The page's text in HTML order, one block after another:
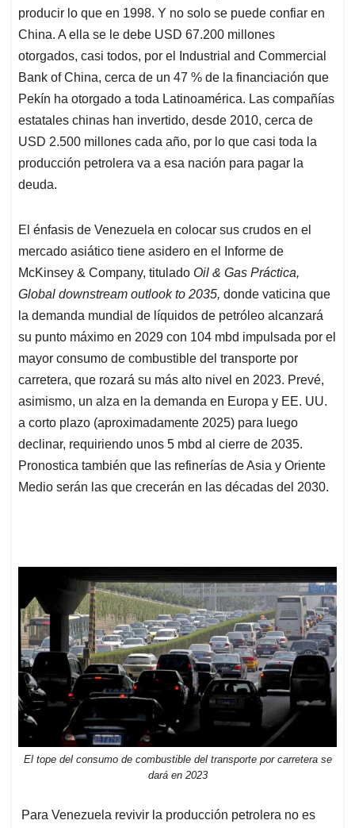
producir lo que en 1998. Y no solo se puede confiar en
China. A ella se le debe USD 67.200 millones
otorgados, casi todos, por el Industrial and Commercial
Bank of China, cerca de un 47 % de la financiación que
Pekín ha otorgado a toda Latinoamérica. Las compañías
estatales chinas han invertido, desde 2010, cerca de
USD 2.500 millones cada año, por lo que casi toda la
producción petrolera va a esa nación para pagar la
deuda.
El énfasis de Venezuela en colocar sus crudos en el
mercado asiático tiene asidero en el Informe de
McKinsey & Company, titulado Oil & Gas Práctica,
Global downstream outlook to 2035, donde vaticina que
la demanda mundial de líquidos de petróleo alcanzará
su punto máximo en 2029 con 104 mbd impulsada por el
mayor consumo de combustible del transporte por
carretera, que rozará su más alto nivel en 2023. Prevé,
asimismo, un alza en la demanda en Europa y EE. UU.
a corto plazo (aproximadamente 2025) para luego
declinar, requiriendo unos 5 mbd al cierre de 2035.
Pronostica también que las refinerías de Asia y Oriente
Medio serán las que crecerán en las décadas del 2030.
El tope del consumo de combustible del transporte por carretera se
dará en 2023
Para Venezuela revivir la producción petrolera no es